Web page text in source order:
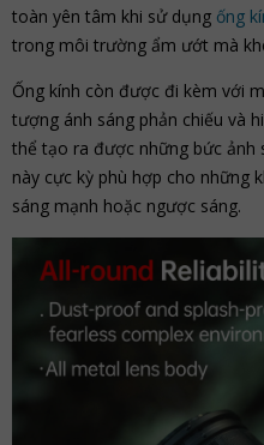
toàn yên tâm khi sử dụng ống
trong môi trường ẩm ướt mà
Ống kính còn được đi kèm với
tượng ánh sáng phản chiếu và
thể tạo ra được những bức ảnh
này cực kỳ phù hợp cho những
sáng mạnh hoặc ngược sáng.